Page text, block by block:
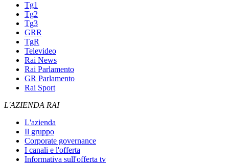
Tg1
Tg2
Tg3
GRR
TgR
Televideo
Rai News
Rai Parlamento
GR Parlamento
Rai Sport
L'AZIENDA RAI
L'azienda
Il gruppo
Corporate governance
I canali e l'offerta
Informativa sull'offerta tv